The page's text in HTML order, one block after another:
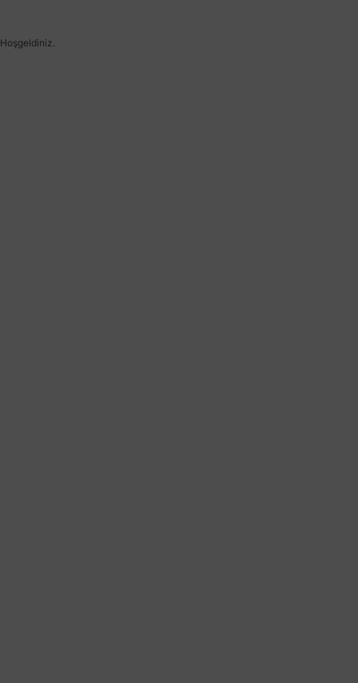
Hoşgeldiniz.